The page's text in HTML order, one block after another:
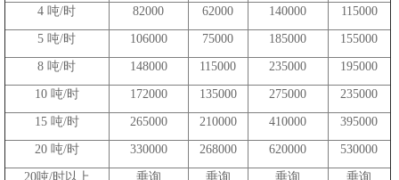
4 吨/时 82000 62000 140000 115000
5 吨/时 106000 75000 185000 155000
8 吨/时 148000 115000 235000 195000
10 吨/时 172000 135000 275000 235000
15 吨/时 265000 210000 410000 395000
20 吨/时 330000 268000 620000 530000
20吨/时以上 垂询 垂询 垂询 垂询